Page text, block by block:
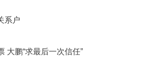
系户
大鹏“求最后一次信任”